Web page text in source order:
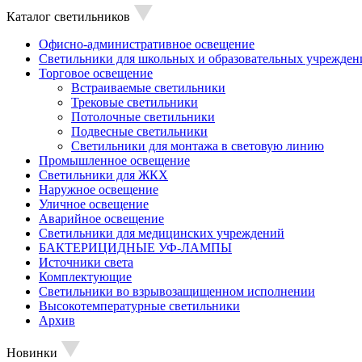
Каталог светильников
Офисно-административное освещение
Светильники для школьных и образовательных
Торговое освещение
Встраиваемые светильники
Трековые светильники
Потолочные светильники
Подвесные светильники
Светильники для монтажа в световую линию
Промышленное освещение
Светильники для ЖКХ
Наружное освещение
Уличное освещение
Аварийное освещение
Светильники для медицинских учреждений
БАКТЕРИЦИДНЫЕ УФ-ЛАМПЫ
Источники света
Комплектующие
Светильники во взрывозащищенном исполнении
Высокотемпературные светильники
Архив
Новинки